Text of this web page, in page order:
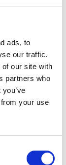
ads, to
our traffic.
our site with
partners who
your use